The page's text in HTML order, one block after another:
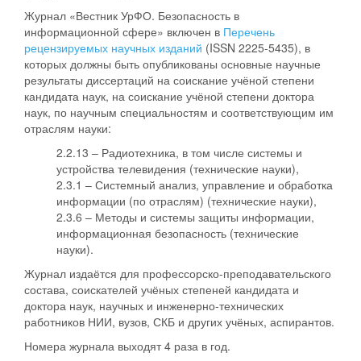
Журнал «Вестник УрФО. Безопасность в
информационной сфере» включен в Перечень
рецензируемых научных изданий (ISSN 2225-5435), в
которых должны быть опубликованы основные научные
результаты диссертаций на соискание учёной степени
кандидата наук, на соискание учёной степени доктора
наук, по научным специальностям и соответствующим им
отраслям науки:
2.2.13 – Радиотехника, в том числе системы и
устройства телевидения (технические науки),
2.3.1 – Системный анализ, управление и обработка
информации (по отраслям) (технические науки),
2.3.6 – Методы и системы защиты информации,
информационная безопасность (технические
науки).
Журнал издаётся для профессорско-преподавательского
состава, соискателей учёных степеней кандидата и
доктора наук, научных и инженерно-технических
работников НИИ, вузов, СКБ и других учёных, аспирантов.
Номера журнала выходят 4 раза в год.